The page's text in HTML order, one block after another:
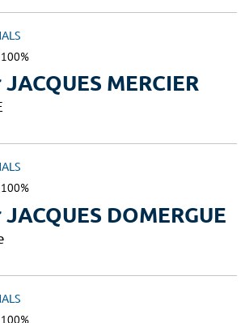
100%
MERCIER
100%
DOMERGUE
100%